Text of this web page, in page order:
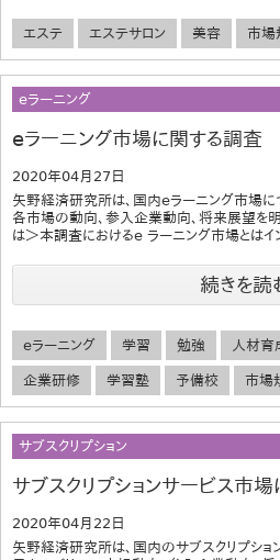
エステ エステサロン 美容 市場
eラーニング
eラーニング市場に関する調査
2020年04月27日
矢野経済研究所は、国内eラーニング市場
各市場の動向、参入企業動向、将来展望を
は＞本調査におけるe ラーニング市場とはイ
続きを読
eラーニング 学習 勉強 人材育
企業研修 学習塾 予備校 市場
サブスクリプション
サブスクリプションサービス市
2020年04月22日
矢野経済研究所は、国内のサブスクリプショ